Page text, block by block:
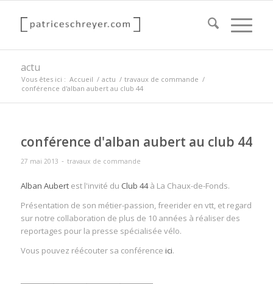
actu
Vous êtes ici : Accueil / actu / travaux de commande /
conférence d'alban aubert au club 44
conférence d'alban aubert au club 44
27 mai 2013 - travaux de commande
Alban Aubertest l'invité du Club 44à La Chaux-de-Fonds.
Présentation de son métier-passion, freerider en vtt, et regard
sur notre collaboration de plus de 10 années à réaliser des
reportages pour la presse spécialisée vélo.
Vous pouvez réécouter sa conférence ici.